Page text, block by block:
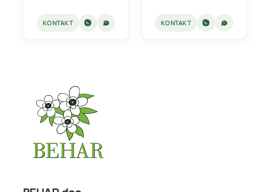
KONTAKT KONTAKT